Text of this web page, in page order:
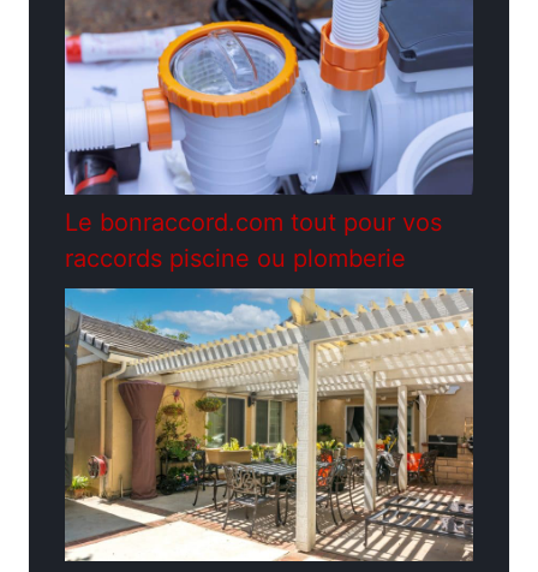
Le bonraccord.com tout pour vos
raccords piscine ou plomberie